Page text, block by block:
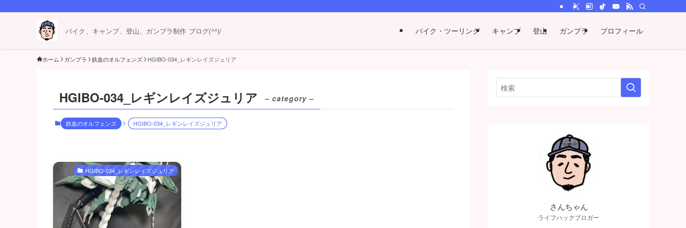
バイク、キャンプ、登山、ガンプラ制作 ブログ(^^)/ バイク・ツーリング キャンプ 登山 ガンプラ プロフィール
ホーム ガンプラ 鉄血のオルフェンズ HGIBO-034_レギンレイズジュリア
HGIBO-034_レギンレイズジュリア – category –
鉄血のオルフェンズ HGIBO-034_レギンレイズジュリア
HGIBO-034_レギンレイズジュリア
さんちゃん
ライフハックブロガー